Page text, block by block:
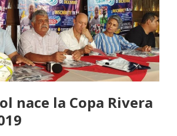
nace la Copa Rivera